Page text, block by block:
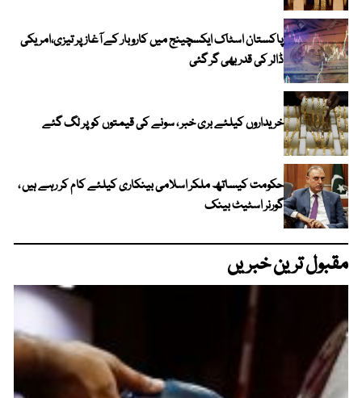
پاکستان اسٹاک ایکسچینج میں کاروبار کے آغاز پر تیزی،امریکی
ڈالر کی قدر بھی گر گئی
خریداروں کیلئے بری خبر ، سونے کی قیمتوں کو پر لگ گئے
حکومت کیساتھ ملکر اسلامی بینکاری کیلئے کام کر رہے ہیں ،
گورنر اسٹیٹ بینک
مقبول ترین خبریں